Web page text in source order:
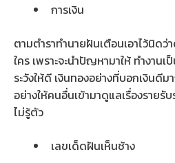
การเงิน
ตามตำราทำนายฝันเตือนเอาไว้นิดว่
ใคร เพราะจะนำปัญหามาให้ ทำงาน
ระวังให้ดี เงินทองอย่างที่บอกเงินดีม
อย่างให้คนอื่นเข้ามาดูแลเรื่องรายรั
ไม่รู้ตัว
เลขเด็ดฝันเห็นช้าง